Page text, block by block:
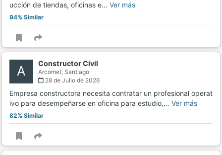
ucción de tiendas, oficinas e… Ver más
94% Similar
A Constructor Civil
Arcomet, Santiago
28 de Julio de 2026
Empresa constructora necesita contratar un profesional operat
ivo para desempeñarse en oficina para estudio,… Ver más
82% Similar